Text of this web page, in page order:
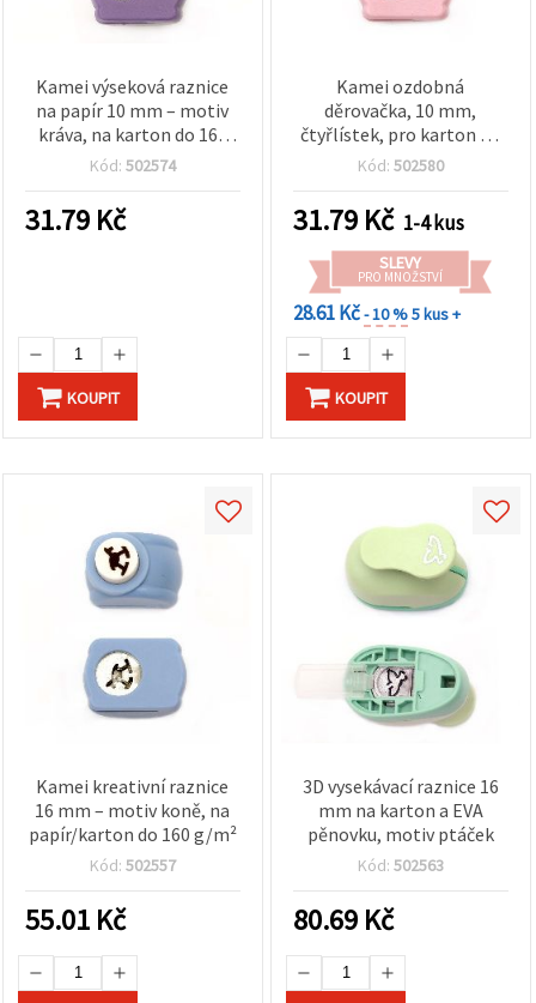
Kamei výseková raznice
na papír 10 mm – motiv
kráva, na karton do 160
g/m²
Kód: 502574
31.79 Kč
KOUPIT
Kamei ozdobná
děrovačka, 10 mm,
čtyřlístek, pro karton do
160 g/m²
Kód: 502580
31.79 Kč 1-4 kus
SLEVY
PRO MNOŽSTVÍ
28.61 Kč- 10 %5 kus +
KOUPIT
Kamei kreativní raznice
16 mm – motiv koně, na
papír/karton do 160 g/m²
Kód: 502557
55.01 Kč
3D vysekávací raznice 16
mm na karton a EVA
pěnovku, motiv ptáček
Kód: 502563
80.69 Kč